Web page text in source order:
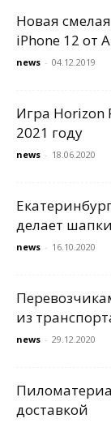
Новая
iPhone 12 от
news - 04.12.2019
Игра Horizon
2021 году
news - 18.06.2020
делает
news - 16.10.2020
из
news - 29.12.2020
доставкой